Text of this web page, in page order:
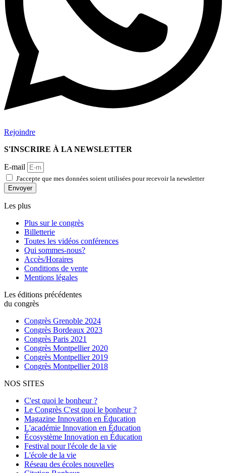
Rejoindre
S'INSCRIRE À LA NEWSLETTER
E-mail
J'accepte que mes données soient utilisées pour recevoir la newsletter
Envoyer
Les plus
Plus sur le congrès
Billetterie
Toutes les vidéos conférences
Qui sommes-nous?
Accès/Horaires
Conditions de vente
Mentions légales
Les éditions précédentes
du congrès
Congrès Grenoble 2024
Congrès Bordeaux 2023
Congrès Paris 2021
Congrès Montpellier 2020
Congrès Montpellier 2019
Congrès Montpellier 2018
NOS SITES
C'est quoi le bonheur ?
Le Congrès C'est quoi le bonheur ?
Magazine Innovation en Éducation
L'académie Innovation en Éducation
Écosystème Innovation en Éducation
Festival pour l'école de la vie
L'école de la vie
Réseau des écoles nouvelles